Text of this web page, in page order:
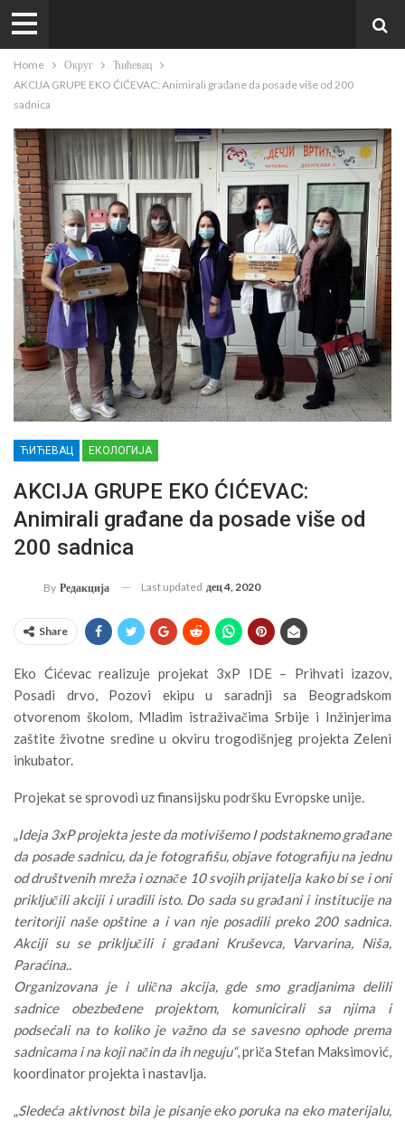
Home Округ
Ћићевац
AKCIJA GRUPE EKO ĆIĆEVAC: Animirali građane da posade više od 200
sadnica
ЋИЋЕВАЦ ЕКОЛОГИЈА
AKCIJA GRUPE EKO ĆIĆEVAC:
Animirali građane da posade više od
200 sadnica
By Редакција Last updated дец 4, 2020
Share
Eko Ćićevac realizuje projekat 3xP IDE – Prihvati izazov,
Posadi drvo, Pozovi ekipu u saradnji sa Beogradskom
otvorenom školom, Mladim istraživačima Srbije i Inžinjerima
zaštite životne sredine u okviru trogodišnjeg projekta Zeleni
inkubator.
Projekat se sprovodi uz finansijsku podršku Evropske unije.
„Ideja 3xP projekta jeste da motivišemo I podstaknemo građane
da posade sadnicu, da je fotografišu, objave fotografiju na jednu
od društvenih mreža i označe 10 svojih prijatelja kako bi se i oni
priključili akciji i uradili isto. Do sada su građani i institucije na
teritoriji naše opštine a i van nje posadili preko 200 sadnica.
Akciji su se priključili i građani Kruševca, Varvarina, Niša,
Paraćina..
Organizovana je i ulična akcija, gde smo gradjanima delili
sadnice obezbeđene projektom, komunicirali sa njima i
podsećali na to koliko je važno da se savesno ophode prema
sadnicama i na koji način da ih neguju“, priča Stefan Maksimović,
koordinator projekta i nastavlja.
„Sledeća aktivnost bila je pisanje eko poruka na eko materijalu,